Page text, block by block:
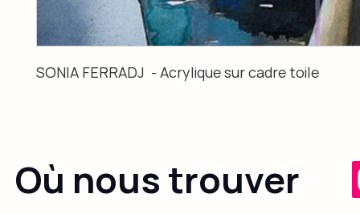
SONIA FERRADJ  - Acrylique sur cadre toile
Où nous trouver